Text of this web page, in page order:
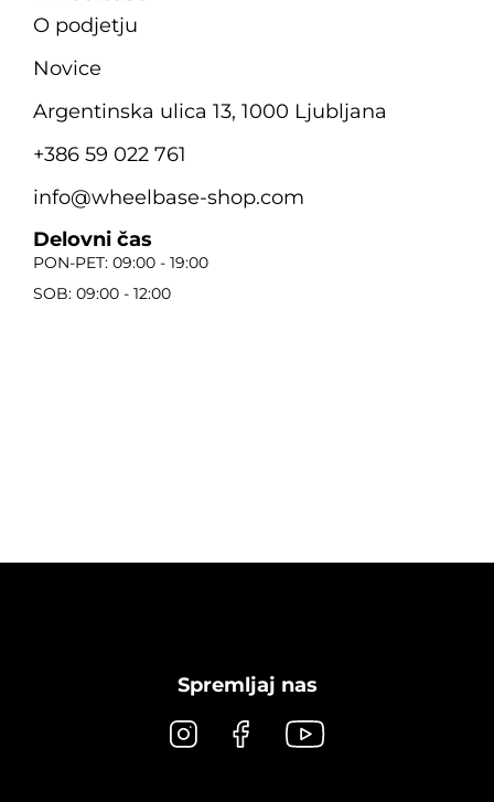
O podjetju
Novice
Argentinska ulica 13, 1000 Ljubljana
+386 59 022 761
info@wheelbase-shop.com
Delovni čas
PON-PET: 09:00 - 19:00
SOB: 09:00 - 12:00
Spremljaj nas